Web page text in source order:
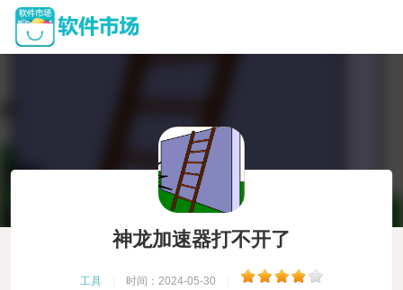
神龙加速器打不开了
工具 时间：2024-05-30